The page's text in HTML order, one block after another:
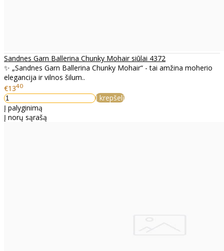
Sandnes Garn Ballerina Chunky Mohair siūlai 4372
✨ „Sandnes Garn Ballerina Chunky Mohair“ - tai amžina moherio
elegancija ir vilnos šilum..
€1340
Į krepšelį
Į palyginimą
Į norų sąrašą